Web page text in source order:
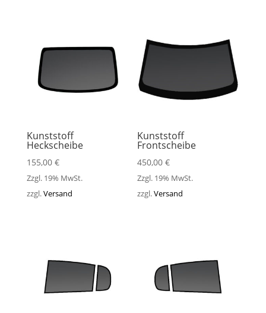
Kunststoff
Heckscheibe
155,00 €
Zzgl. 19% MwSt.
zzgl.Versand
Kunststoff
Frontscheibe
450,00€
Zzgl. 19% MwSt.
zzgl.Versand